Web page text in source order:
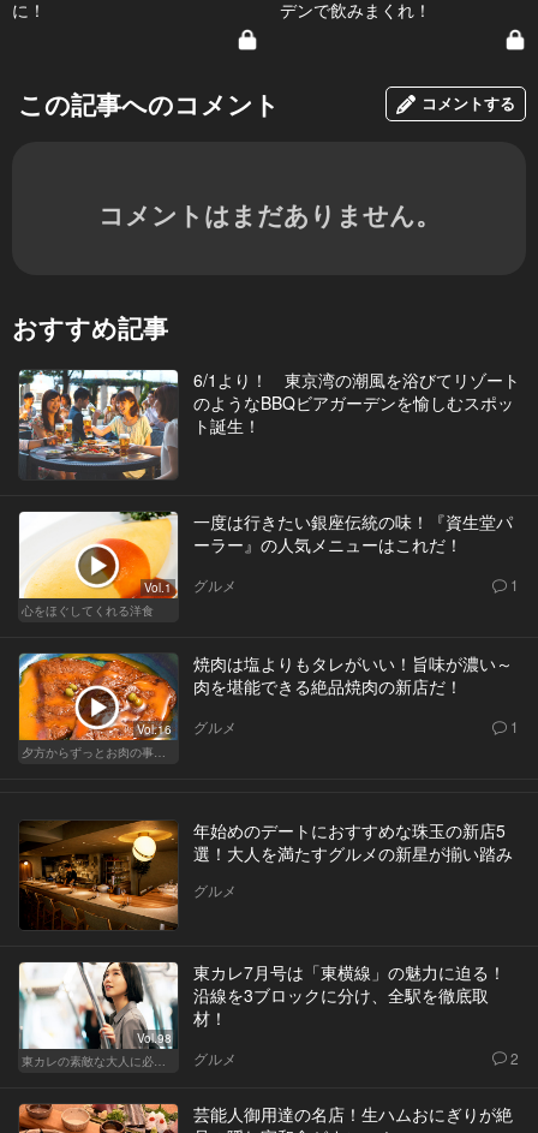
に！
デンで飲みまくれ！
この記事へのコメント コメントする
コメントはまだありません。
おすすめ記事
6/1より！ 東京湾の潮風を浴びてリゾート
のようなBBQビアガーデンを愉しむスポッ
ト誕生！
Vol.1
心をほぐしてくれる洋食
一度は行きたい銀座伝統の味！『資生堂パ
ーラー』の人気メニューはこれだ！
グルメ 1
Vol.16
夕方からずっとお肉の事を考えてる貴方へ
焼肉は塩よりもタレがいい！旨味が濃い～
肉を堪能できる絶品焼肉の新店だ！
グルメ 1
年始めのデートにおすすめな珠玉の新店5
選！大人を満たすグルメの新星が揃い踏み
グルメ
Vol.98
東カレの素敵な大人に必要なこと
東カレ7月号は「東横線」の魅力に迫る！
沿線を3ブロックに分け、全駅を徹底取
材！
グルメ 2
芸能人御用達の名店！生ハムおにぎりが絶